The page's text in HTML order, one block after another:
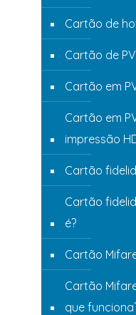
Cartão de
Cartão de
Cartão em
Cartão em
impressão
Cartão
Cartão
é?
Cartão
Cartão
que